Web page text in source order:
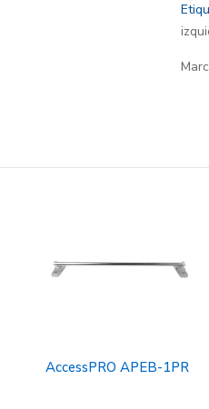
AccessPRO APEB-1PR